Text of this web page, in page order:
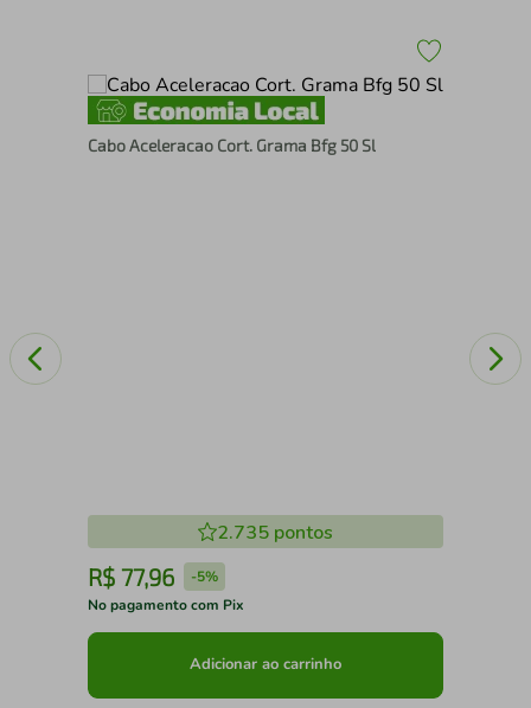
Cabo Aceleracao Cort. Grama Bfg 50 Sl
2.735 pontos
R$ 77,96 -5%
No pagamento com Pix
Adicionar ao carrinho